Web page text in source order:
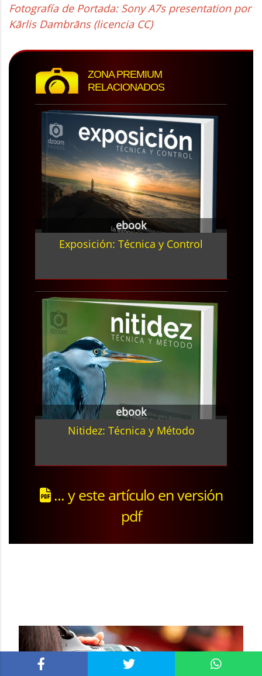
Fotografía de Portada: Sony A7s presentation por
Kārlis Dambrāns (licencia CC)
ZONA PREMIUM
RELACIONADOS
ebook
Exposición: Técnica y Control
ebook
Nitidez: Técnica y Método
... y este artículo en versión
pdf